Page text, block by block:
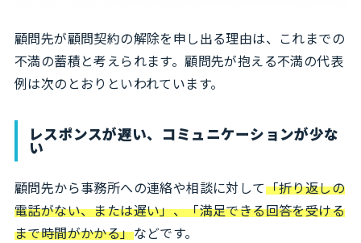
顧問先が顧問契約の解除を申し出る理由は、これまでの
不満の蓄積と考えられます。顧問先が抱える不満の代表
例は次のとおりといわれています。
レスポンスが遅い、コミュニケーションが少な
い
顧問先から事務所への連絡や相談に対して「折り返しの
電話がない、または遅い」、「満足できる回答を受ける
まで時間がかかる」などです。